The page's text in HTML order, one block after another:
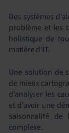
Des systèmes
problème et les
holistique de
matière d’IT.
Une solution de
de mieux
d’analyser les
et d’avoir une
saisonnalité de
complexe.